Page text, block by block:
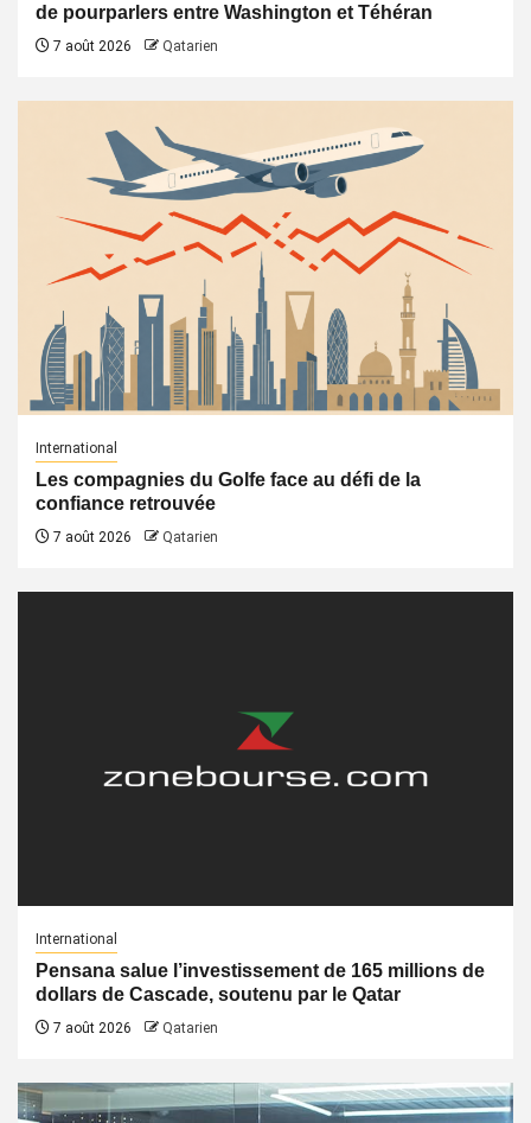
de pourparlers entre Washington et Téhéran
7 août 2026 Qatarien
International
Les compagnies du Golfe face au défi de la
confiance retrouvée
7 août 2026 Qatarien
International
Pensana salue l’investissement de 165 millions de
dollars de Cascade, soutenu par le Qatar
7 août 2026 Qatarien